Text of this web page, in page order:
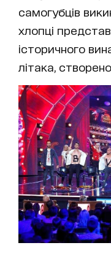
самогубців
хлопці
історичного
літака,